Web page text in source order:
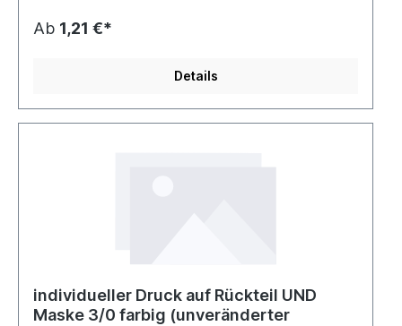
Ab 1,21 €*
Details
individueller Druck auf Rückteil UND
Maske 3/0 farbig (unveränderter